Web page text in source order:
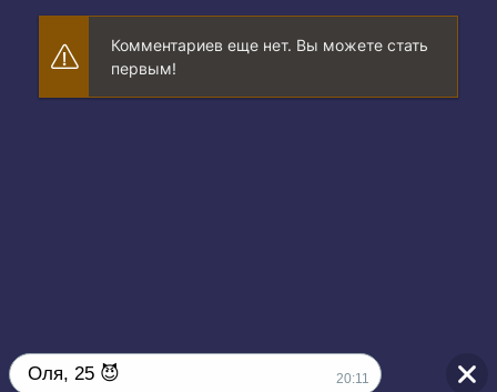
Комментариев еще нет. Вы можете стать
первым!
Оля, 25 😈 20:11